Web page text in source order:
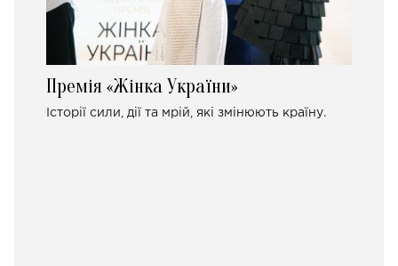
Премія «Жінка України»
Історії сили, дії та мрій, які змінюють країну.